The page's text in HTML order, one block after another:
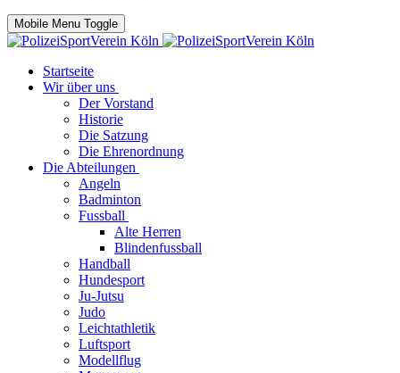
Mobile Menu Toggle
Startseite
Wir über uns
Der Vorstand
Historie
Die Satzung
Die Ehrenordnung
Die Abteilungen
Angeln
Badminton
Fussball
Alte Herren
Blindenfussball
Handball
Hundesport
Ju-Jutsu
Judo
Leichtathletik
Luftsport
Modellflug